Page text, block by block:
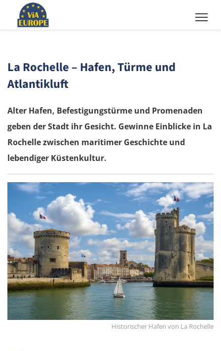
La Rochelle – Hafen, Türme und
Atlantikluft
Alter Hafen, Befestigungstürme und Promenaden
geben der Stadt ihr Gesicht. Gewinne Einblicke in La
Rochelle zwischen maritimer Geschichte und
lebendiger Küstenkultur.
Historischer Hafen von La Rochelle